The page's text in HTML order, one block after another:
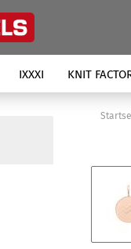
IXXXI KNIT